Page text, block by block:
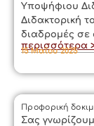
Υποψήφιου
Διδακτορική
διαδρομές σε
περισσότερα
15 Μαΐου 2025
Προφορική
Σας